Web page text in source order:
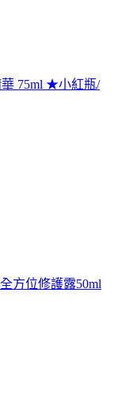
華 75ml ★小紅瓶/
方位修護露50ml